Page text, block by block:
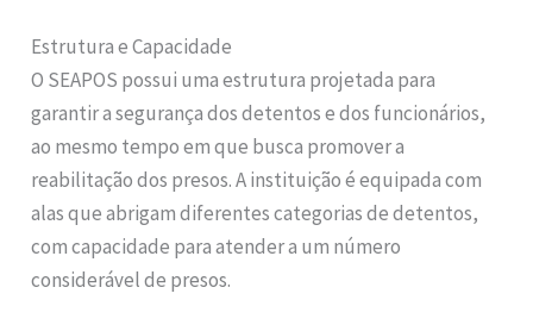
Estrutura e Capacidade
O SEAPOS possui uma estrutura projetada para
garantir a segurança dos detentos e dos funcionários,
ao mesmo tempo em que busca promover a
reabilitação dos presos. A instituição é equipada com
alas que abrigam diferentes categorias de detentos,
com capacidade para atender a um número
considerável de presos.